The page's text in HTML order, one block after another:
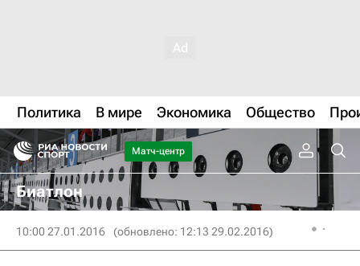
Политика В мире Экономика Общество
Матч-центр
Биатлон
10:00 27.01.2016 (обновлено: 12:13 29.02.2016)